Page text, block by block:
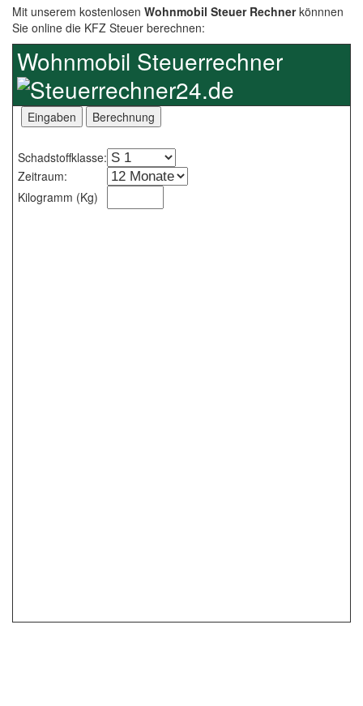
Mit unserem kostenlosen Wohnmobil Steuer Rechnerkönnnen
Sie online die KFZ Steuer berechnen:
Wohnmobil Steuerrechner
Schadstoffklasse:
Zeitraum:
Kilogramm (Kg)